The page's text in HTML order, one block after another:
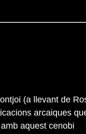
(a llevant de
arcaiques
aquest cenobi